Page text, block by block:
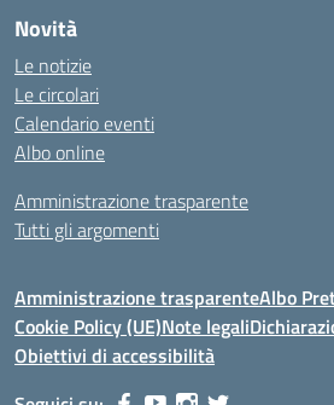
Novità
Le notizie
Le circolari
Calendario eventi
Albo online
Amministrazione trasparente
Tutti gli argomenti
Amministrazione trasparenteAlbo
Cookie Policy (UE)Note legali
Obiettivi di accessibilità